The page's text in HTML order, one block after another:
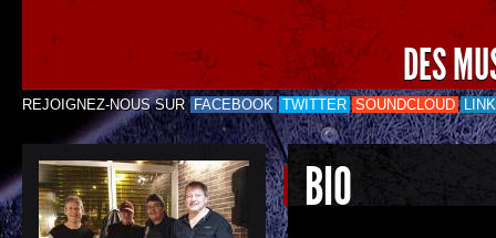
DES
REJOIGNEZ-NOUS SUR FACEBOOK TWITTER SOUNDCLOUD
BIO